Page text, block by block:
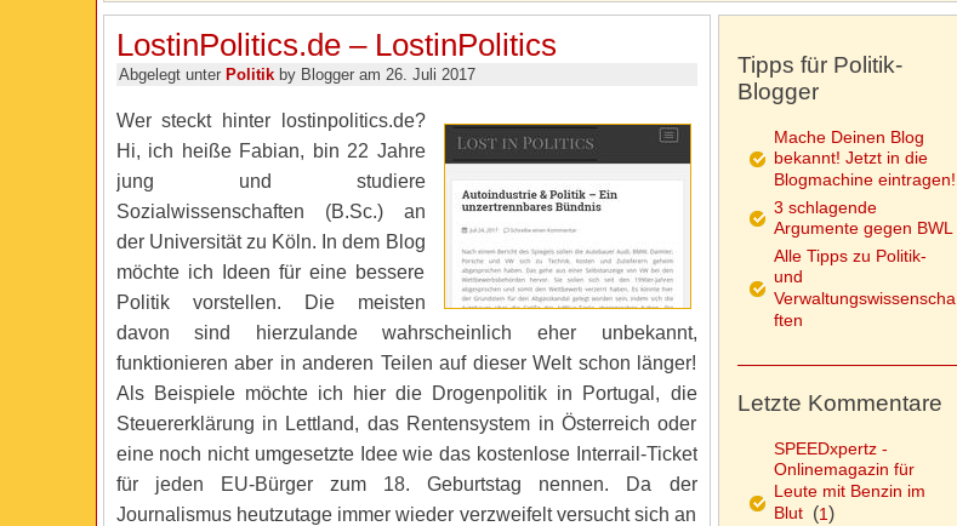
LostinPolitics.de – LostinPolitics
Abgelegt unter Politikby Blogger am 26. Juli 2017
Wer steckt hinter lostinpolitics.de?
Hi, ich heiße Fabian, bin 22 Jahre
jung und studiere
Sozialwissenschaften (B.Sc.) an
der Universität zu Köln. In dem Blog
möchte ich Ideen für eine bessere
Politik vorstellen. Die meisten
davon sind hierzulande wahrscheinlich eher unbekannt,
funktionieren aber in anderen Teilen auf dieser Welt schon länger!
Als Beispiele möchte ich hier die Drogenpolitik in Portugal, die
Steuererklärung in Lettland, das Rentensystem in Österreich oder
eine noch nicht umgesetzte Idee wie das kostenlose Interrail-Ticket
für jeden EU-Bürger zum 18. Geburtstag nennen. Da der
Journalismus heutzutage immer wieder verzweifelt versucht sich an
Tipps für Politik-
Blogger
Mache Deinen Blog
bekannt! Jetzt in die
Blogmachine eintragen!
3 schlagende
Argumente gegen BWL
Alle Tipps zu Politik-
und
Verwaltungswissenscha
ften
Letzte Kommentare
SPEEDxpertz -
Onlinemagazin für
Leute mit Benzin im
Blut(1)